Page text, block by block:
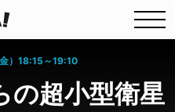
）18:15～19:10
の超小型衛星